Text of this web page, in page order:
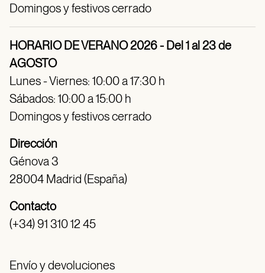
Domingos y festivos cerrado
HORARIO DE VERANO 2026 - Del 1 al 23 de
AGOSTO
Lunes - Viernes: 10:00 a 17:30 h
Sábados: 10:00 a 15:00 h
Domingos y festivos cerrado
Dirección
Génova 3
28004 Madrid (España)
Contacto
(+34) 91 310 12 45
Envío y devoluciones